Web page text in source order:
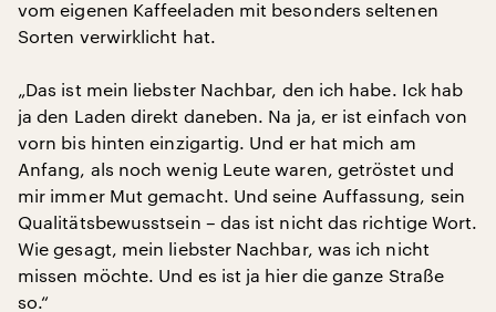
vom eigenen Kaffeeladen mit besonders seltenen
Sorten verwirklicht hat.
„Das ist mein liebster Nachbar, den ich habe. Ick hab
ja den Laden direkt daneben. Na ja, er ist einfach von
vorn bis hinten einzigartig. Und er hat mich am
Anfang, als noch wenig Leute waren, getröstet und
mir immer Mut gemacht. Und seine Auffassung, sein
Qualitätsbewusstsein – das ist nicht das richtige Wort.
Wie gesagt, mein liebster Nachbar, was ich nicht
missen möchte. Und es ist ja hier die ganze Straße
so.“